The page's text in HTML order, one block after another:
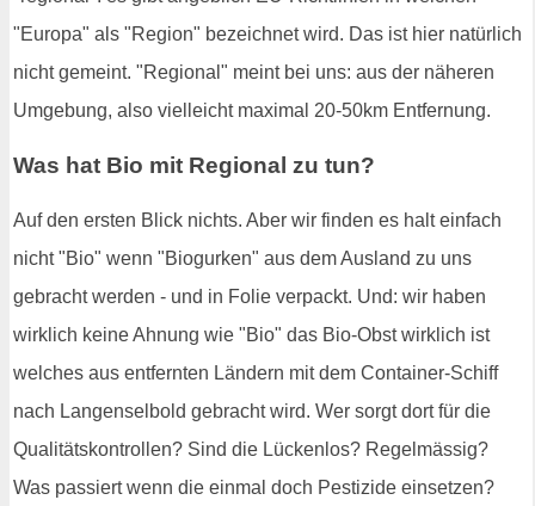
"Europa" als "Region" bezeichnet wird. Das ist hier natürlich
nicht gemeint. "Regional" meint bei uns: aus der näheren
Umgebung, also vielleicht maximal 20-50km Entfernung.
Was hat Bio mit Regional zu tun?
Auf den ersten Blick nichts. Aber wir finden es halt einfach
nicht "Bio" wenn "Biogurken" aus dem Ausland zu uns
gebracht werden - und in Folie verpackt. Und: wir haben
wirklich keine Ahnung wie "Bio" das Bio-Obst wirklich ist
welches aus entfernten Ländern mit dem Container-Schiff
nach Langenselbold gebracht wird. Wer sorgt dort für die
Qualitätskontrollen? Sind die Lückenlos? Regelmässig?
Was passiert wenn die einmal doch Pestizide einsetzen?